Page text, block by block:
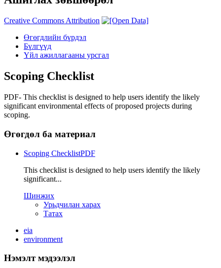
Creative Commons Attribution
Өгөгдлийн бүрдэл
Бүлгүүд
Үйл ажиллагааны урсгал
Scoping Checklist
PDF- This checklist is designed to help users identify the likely
significant environmental effects of proposed projects during
scoping.
Өгөгдөл ба материал
Scoping ChecklistPDF
This checklist is designed to help users identify the likely
significant...
Шинжих
Урьдчилан харах
Татах
eia
environment
Нэмэлт мэдээлэл